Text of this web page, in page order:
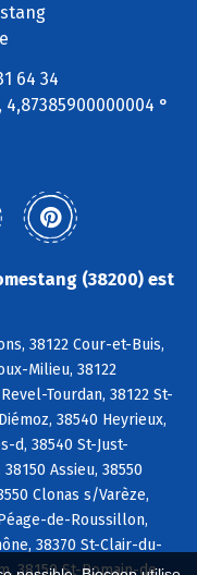
64 34
4,87385900000004 °
(38200) est
38122 Cour-et-Buis,
Milieu, 38122
Tourdan, 38122 St-
38540 Heyrieux,
d, 38540 St-Just-
Assieu, 38550
Clonas s/Varèze,
de-Roussillon,
38370 St-Clair-du-
38150 St-Romain-de-